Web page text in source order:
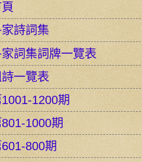
詩詞集
詞集詞牌一覽表
一覽表
1200期
1000期
800期